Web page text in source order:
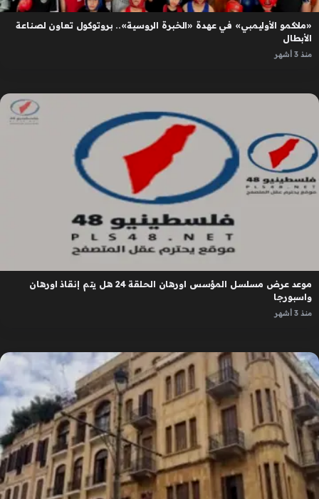
«ملاكمو الأوليمبي» في عهدة «الخبرة الروسية».. بروتوكول تعاون لصناعة
الأبطال
منذ 3 أشهر
موعد عرض مسلسل المؤسس اورهان الحلقة 24 هل يتم إنقاذ اورهان
واسبورجا
منذ 3 أشهر